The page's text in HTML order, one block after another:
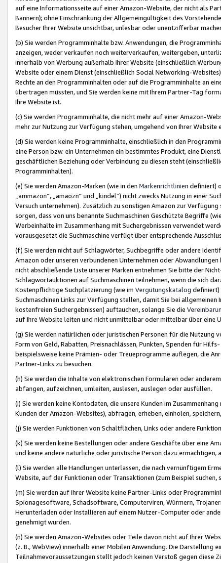
auf eine Informationsseite auf einer Amazon-Website, der nicht als
Bannern); ohne Einschränkung der Allgemeingültigkeit des
Besucher Ihrer Website unsichtbar, unlesbar oder unentzifferbar
(b) Sie werden Programminhalte bzw. Anwendungen, die
anzeigen, weder verkaufen noch weiterverkaufen, weitergeben,
innerhalb von Werbung außerhalb Ihrer Website (einschließlich
Website oder einem Dienst (einschließlich Social Networking-
Rechte an den Programminhalten oder auf die Programminhalte an
übertragen müssten, und Sie werden keine mit Ihrem Partner-Tag
Ihre Website ist.
(c) Sie werden Programminhalte, die nicht mehr auf einer Amazon-
mehr zur Nutzung zur Verfügung stehen, umgehend von Ihrer
(d) Sie werden keine Programminhalte, einschließlich in den
eine Person bzw. ein Unternehmen ein bestimmtes Produkt, eine
geschäftlichen Beziehung oder Verbindung zu diesen steht
Programminhalten).
(e) Sie werden Amazon-Marken (wie in den Markenrichtlinien definiert)
„ammazon“, „amaozn“ und „kindel“) nicht zwecks Nutzung in einer
Versuch unternehmen). Zusätzlich zu sonstigen Amazon zur
sorgen, dass von uns benannte Suchmaschinen Geschützte Begriffe
Werbeinhalte im Zusammenhang mit Suchergebnissen verwendet
vorausgesetzt die Suchmaschine verfügt über entsprechende
(f) Sie werden nicht auf Schlagwörter, Suchbegriffe oder andere
Amazon oder unseren verbundenen Unternehmen oder
nicht abschließende Liste unserer Marken entnehmen Sie bitte der
Schlagwortauktionen auf Suchmaschinen teilnehmen, wenn die sich
Kostenpflichtige Suchplatzierung (wie im Vergütungskatalog definiert)
Suchmaschinen Links zur Verfügung stellen, damit Sie bei
kostenfreien Suchergebnissen) auftauchen, solange Sie die
auf Ihre Website leiten und nicht unmittelbar oder mittelbar über eine
(g) Sie werden natürlichen oder juristischen Personen für die Nutzung
Form von Geld, Rabatten, Preisnachlässen, Punkten, Spenden für
beispielsweise keine Prämien- oder Treueprogramme auflegen, die
Partner-Links zu besuchen.
(h) Sie werden die Inhalte von elektronischen Formularen oder
abfangen, aufzeichnen, umleiten, auslesen, auslegen oder ausfüllen.
(i) Sie werden keine Kontodaten, die unsere Kunden im
Kunden der Amazon-Websites), abfragen, erheben, einholen,
(j) Sie werden Funktionen von Schaltflächen, Links oder andere
(k) Sie werden keine Bestellungen oder andere Geschäfte über eine
und keine andere natürliche oder juristische Person dazu
(l) Sie werden alle Handlungen unterlassen, die nach vernünftigem
Website, auf der Funktionen oder Transaktionen (zum Beispiel
(m) Sie werden auf Ihrer Website keine Partner-Links oder
Spionagesoftware, Schadsoftware, Computerviren, Würmern,
Herunterladen oder Installieren auf einem Nutzer-Computer oder
genehmigt wurden.
(n) Sie werden Amazon-Websites oder Teile davon nicht auf Ihrer
(z. B., WebView) innerhalb einer Mobilen Anwendung. Die Darstellung
Teilnahmevoraussetzungen stellt jedoch keinen Verstoß gegen diese